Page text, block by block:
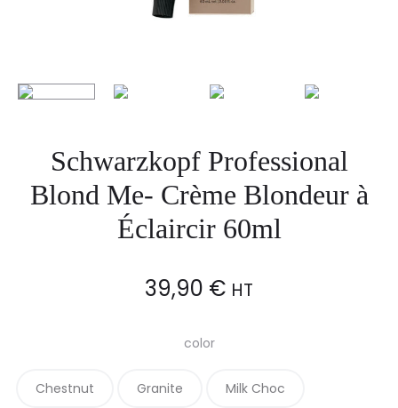
Schwarzkopf Professional
Blond Me- Crème Blondeur à
Éclaircir 60ml
39,90 € HT
color
Chestnut Granite Milk Choc